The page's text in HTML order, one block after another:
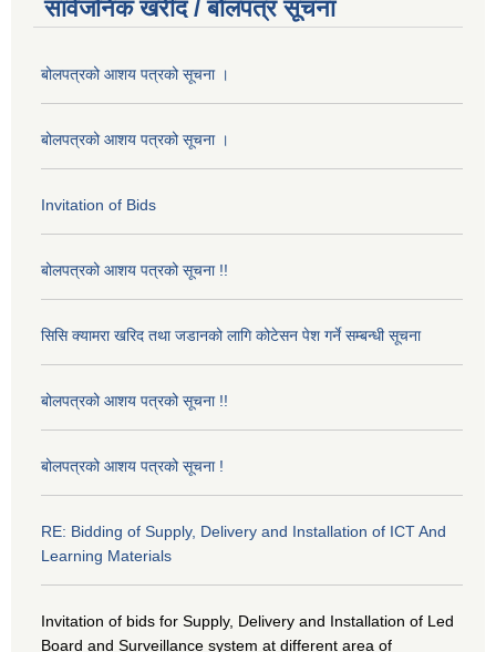
सार्वजनिक खरीद / बोलपत्र सूचना
बोलपत्रको आशय पत्रको सूचना ।
बोलपत्रको आशय पत्रको सूचना ।
Invitation of Bids
बोलपत्रको आशय पत्रको सूचना !!
सिसि क्यामरा खरिद तथा जडानको लागि कोटेसन पेश गर्ने सम्बन्धी सूचना
बोलपत्रको आशय पत्रको सूचना !!
बोलपत्रको आशय पत्रको सूचना !
RE: Bidding of Supply, Delivery and Installation of ICT And
Learning Materials
Invitation of bids for Supply, Delivery and Installation of Led
Board and Surveillance system at different area of